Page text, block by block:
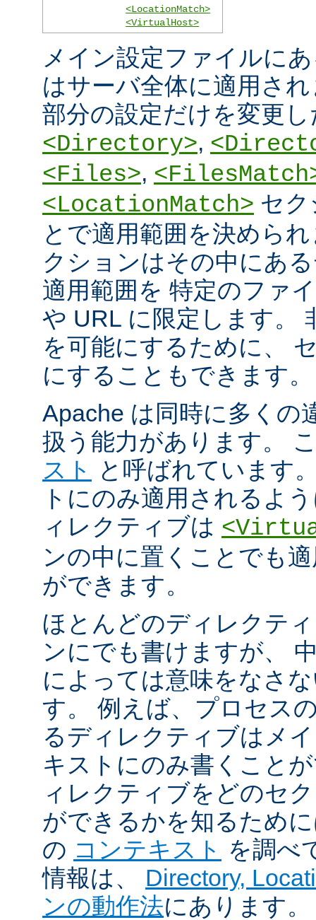
<LocationMatch>
<VirtualHost>
メイン設定ファイルに
はサーバ全体に適用さ
部分の設定だけを変更
<Directory>,
<Files>,
<LocationMatch> セ
とで適用範囲を決めら
クションはその中にあ
適用範囲を 特定のファ
や URL に限定します。
を可能にするために、
にすることもできます。
Apache は同時に多くの
扱う能力があります。
スト
と呼ばれています
トにのみ適用されるよ
ィレクティブは
ンの中に置くことでも
ができます。
ほとんどのディレクテ
ンにでも書けますが、
によっては意味をなさ
す。 例えば、プロセス
るディレクティブはメ
キストにのみ書くこと
ィレクティブをどのセ
ができるかを知るため
の コンテキスト を調べ
情報は、 Directory,
ンの動作法にあります。